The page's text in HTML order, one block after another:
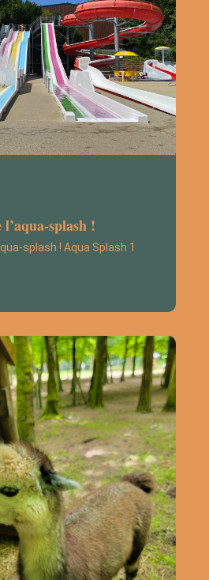
splash !
splash ! Aqua Splash 1